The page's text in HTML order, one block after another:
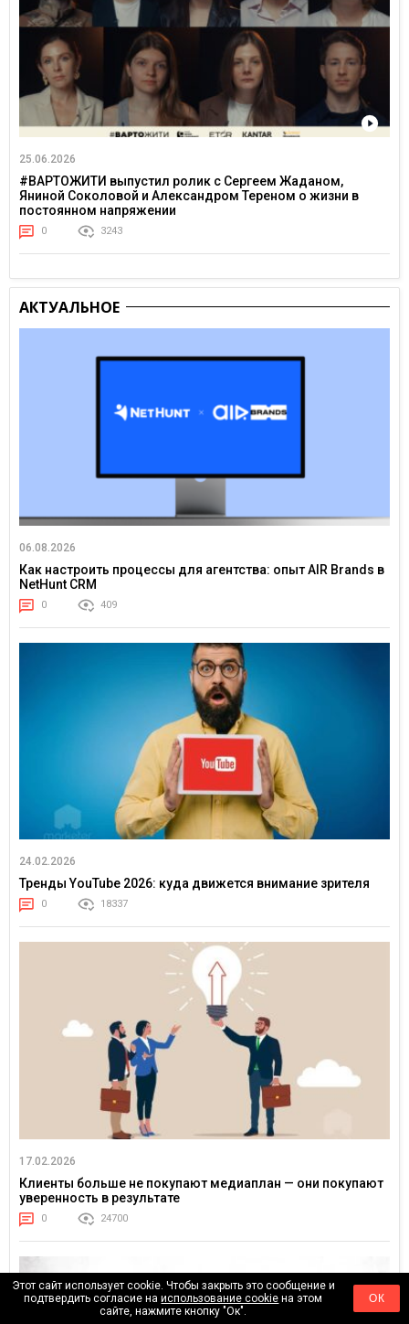
25.06.2026
#ВАРТОЖИТИ выпустил ролик с Сергеем Жаданом,
Яниной Соколовой и Александром Тереном о жизни в
постоянном напряжении
0 3243
АКТУАЛЬНОЕ
06.08.2026
Как настроить процессы для агентства: опыт AIR Brands в
NetHunt CRM
0 409
24.02.2026
Тренды YouTube 2026: куда движется внимание зрителя
0 18337
17.02.2026
Клиенты больше не покупают медиаплан — они покупают
уверенность в результате
0 24700
Этот сайт использует cookie. Чтобы закрыть это сообщение и
подтвердить согласие наиспользование cookie на этом
сайте, нажмите кнопку "Ок".
ОК